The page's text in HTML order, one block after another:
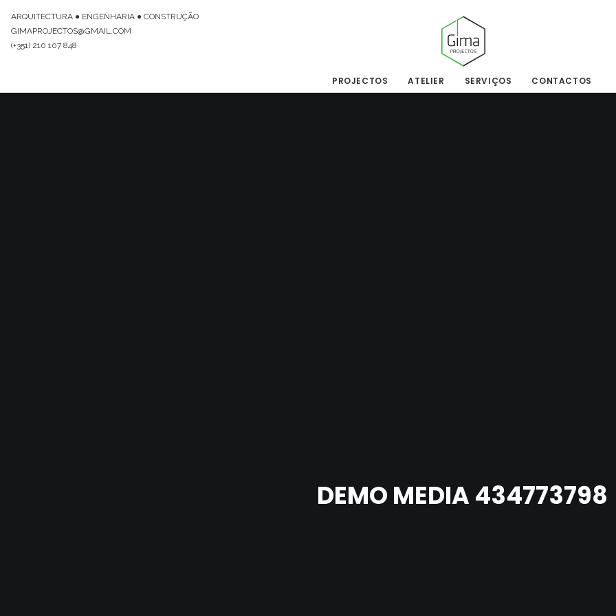
ARQUITECTURA ● ENGENHARIA ● CONSTRUÇÃO
GIMAPROJECTOS@GMAIL.COM
(+351) 210 107 848
PROJECTOS ATELIER SERVIÇOS CONTACTOS
DEMO MEDIA 434773798